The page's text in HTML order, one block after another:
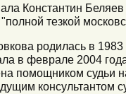
Константин
тезкой
родилась в
в феврале 2004
помощником судьи
консультантом